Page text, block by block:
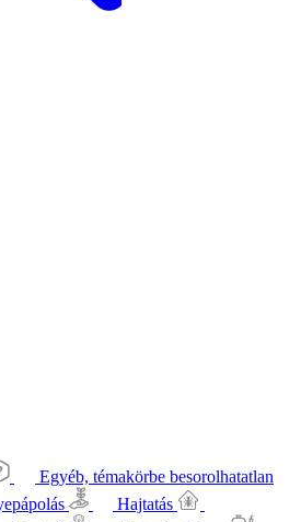
Egyéb, témakörbe besorolhatatlan
Hajtatás